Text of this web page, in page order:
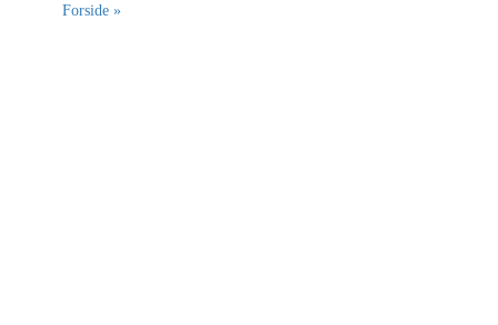
Forside »